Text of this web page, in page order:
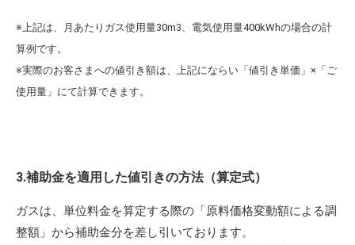
※上記は、月あたりガス使用量30m3、電気使用量400kWhの場合の計
算例です。
※実際のお客さまへの値引き額は、上記にならい「値引き単価」×「ご
使用量」にて計算できます。
3.補助金を適用した値引きの方法（算定式）
ガスは、単位料金を算定する際の「原料価格変動額による調
整額」から補助金分を差し引いております。